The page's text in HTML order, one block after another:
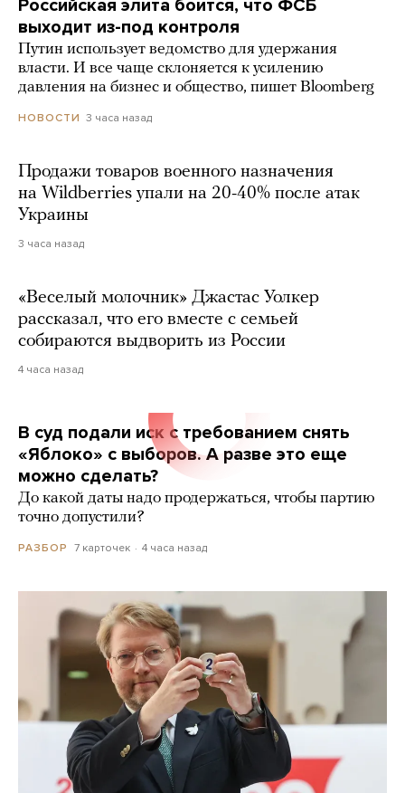
Российская элита боится, что ФСБ
выходит из-под контроля
Путин использует ведомство для удержания
власти. И все чаще склоняется к усилению
давления на бизнес и общество, пишет Bloomberg
НОВОСТИ 3 часа назад
Продажи товаров военного назначения
на Wildberries упали на 20-40% после атак
Украины
3 часа назад
«Веселый молочник» Джастас Уолкер
рассказал, что его вместе с семьей
собираются выдворить из России
4 часа назад
В суд подали иск с требованием снять
«Яблоко» с выборов. А разве это еще
можно сделать?
До какой даты надо продержаться, чтобы партию
точно допустили?
РАЗБОР 7 карточек 4 часа назад